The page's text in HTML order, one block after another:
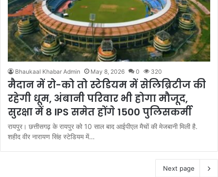
Bhaukaal Khabar Admin May 8, 2026 0 320
मैदान में रो-को तो स्टेडियम में सेलिब्रिटीज की
रहेगी धूम, अंबानी परिवार भी होगा मौजूद,
सुरक्षा में 8 IPS समेत होंगे 1500 पुलिसकर्मी
रायपुर। छत्तीसगढ़ के रायपुर को 10 साल बाद आईपीएल मैचों की मेजबानी मिली है.
शहीद वीर नारायण सिंह स्टेडियम में…
Next page